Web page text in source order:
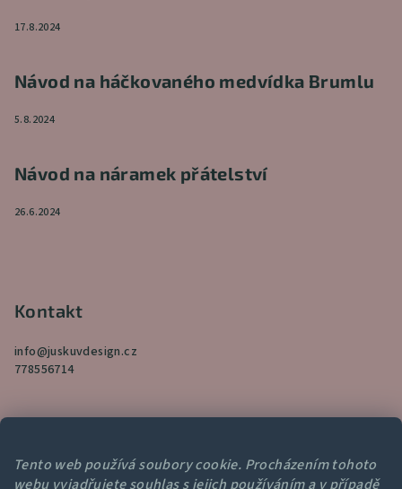
Tento web používá soubory cookie. Procházením tohoto
webu vyjadřujete souhlas s jejich používáním a v případě
17.8.2024
Návod na háčkovaného medvídka Brumlu
5.8.2024
Návod na náramek přátelství
26.6.2024
Kontakt
info@juskuvdesign.cz
778556714